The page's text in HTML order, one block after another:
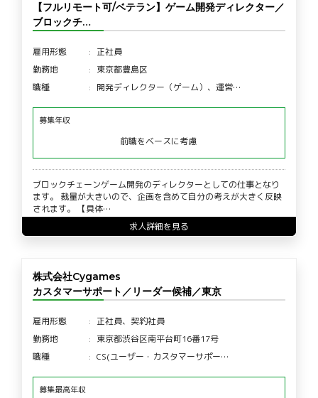
【フルリモート可/ベテラン】ゲーム開発ディレクター／
ブロックチ…
雇用形態
正社員
勤務地
東京都豊島区
職種
開発ディレクター（ゲーム）、運営…
募集年収
前職をベースに考慮
ブロックチェーンゲーム開発のディレクターとしての仕事となり
ます。 裁量が大きいので、企画を含めて自分の考えが大きく反映
されます。 【具体…
求人詳細を見る
株式会社Cygames
カスタマーサポート／リーダー候補／東京
雇用形態
正社員、契約社員
勤務地
東京都渋谷区南平台町16番17号
職種
CS(ユーザー・カスタマーサポー…
募集最高年収